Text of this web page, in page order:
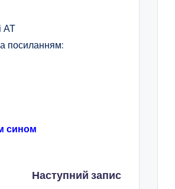
АТ
посиланням:
сином
Наступний запис